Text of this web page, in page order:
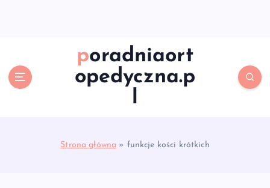
poradniaort
opedyczna.p
l
Strona główna » funkcje kości krótkich